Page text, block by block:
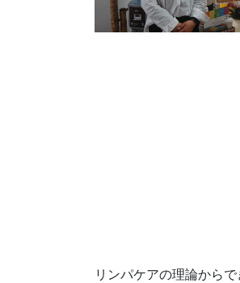
リンパケアの理論からで